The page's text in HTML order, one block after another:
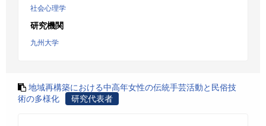
社会心理学
研究機関
九州大学
地域再構築における中高年女性の伝統手芸活動と民俗技
術の多様化
研究代表者